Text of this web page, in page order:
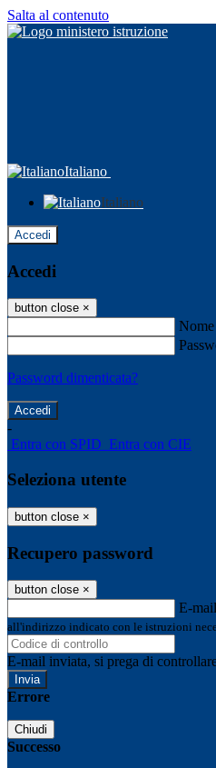
Salta al contenuto
Italiano
Italiano
Accedi
Accedi
button close ×
Password dimenticata?
-
Entra con SPID Entra con CIE
Seleziona utente
button close ×
Recupero password
button close ×
E-mail
all'indirizzo indicato con le istruzioni
E-mail inviata, si prega di
Errore
Chiudi
Successo